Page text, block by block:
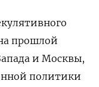
прошлой
и Москвы,
политики